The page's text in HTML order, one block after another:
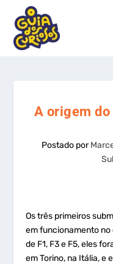
A origem
Postado por
Os três primeiros
em funcionamento no
de F1, F3 e F5, eles
em Torino, na Itália, e